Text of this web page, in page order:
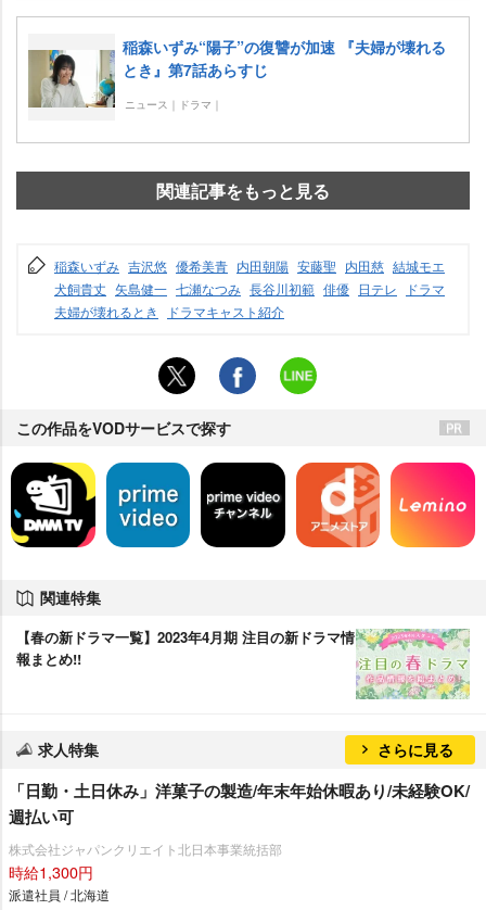
稲森いずみ“陽子”の復讐が加速 『夫婦が壊れる
とき』第7話あらすじ
ニュース｜ドラマ｜
関連記事をもっと見る
稲森いずみ 吉沢悠 優希美青 内田朝陽 安藤聖 内田慈 結城モエ
犬飼貴丈 矢島健一 七瀬なつみ 長谷川初範 俳優 日テレ
ドラマ
夫婦が壊れるとき
ドラマキャスト紹介
この作品をVODサービスで探す
関連特集
【春の新ドラマ一覧】2023年4月期 注目の新ドラマ情
報まとめ!!
求人特集 さらに見る
「日勤・土日休み」洋菓子の製造/年末年始休暇あり/未経験OK/
週払い可
株式会社ジャパンクリエイト北日本事業統括部
時給1,300円
派遣社員 / 北海道